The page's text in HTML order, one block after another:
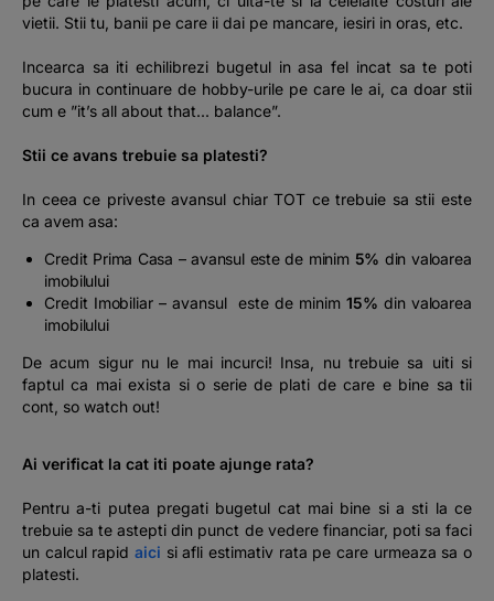
vietii. Stii tu, banii pe care ii dai pe mancare, iesiri in oras, etc.
Incearca sa iti echilibrezi bugetul in asa fel incat sa te poti
bucura in continuare de hobby-urile pe care le ai, ca doar stii
cum e ”it’s all about that... balance”.
Stii ce avans trebuie sa platesti?
In ceea ce priveste avansul chiar TOT ce trebuie sa stii este
ca avem asa:
Credit Prima Casa – avansul este de minim 5% din valoarea
imobilului
Credit Imobiliar – avansul este de minim 15% din valoarea
imobilului
De acum sigur nu le mai incurci! Insa, nu trebuie sa uiti si
faptul ca mai exista si o serie de plati de care e bine sa tii
cont, so watch out!
Ai verificat la cat iti poate ajunge rata?
Pentru a-ti putea pregati bugetul cat mai bine si a sti la ce
trebuie sa te astepti din punct de vedere financiar, poti sa faci
un calcul rapid aici si afli estimativ rata pe care urmeaza sa o
platesti.